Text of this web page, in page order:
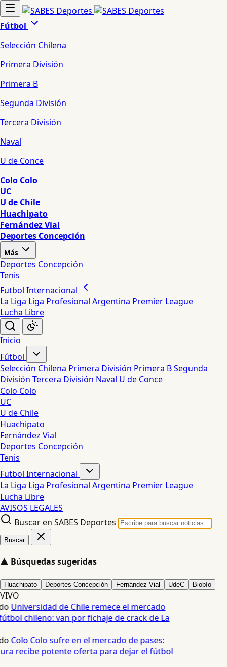
Fútbol
Selección Chilena
Primera División
Primera B
Segunda División
Tercera División
Naval
U de Conce
Colo Colo
UC
U de Chile
Huachipato
Fernández Vial
Deportes Concepción
Más
Deportes Concepción
Tenis
Futbol Internacional
La Liga Liga Profesional Argentina Premier League
Lucha Libre
Inicio
Fútbol
Selección Chilena Primera División Primera BSegunda
División Tercera División Naval U de Conce
Colo Colo
UC
U de Chile
Huachipato
Fernández Vial
Deportes Concepción
Tenis
Futbol Internacional
La Liga Liga Profesional Argentina Premier League
Lucha Libre
AVISOS LEGALES
Buscar en SABES Deportes
Buscar
▲ Búsquedas sugeridas
Huachipato Deportes Concepción Fernández Vial UdeC Biobío
VIVO
Universidad de Chile remece el mercado
chileno: van por fichaje de crack de La
Colo Colo sufre en el mercado de pases:
recibe potente oferta para dejar el fútbol